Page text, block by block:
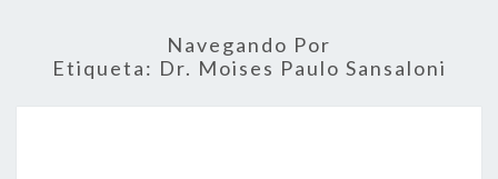
Navegando Por
Etiqueta: Dr. Moises Paulo Sansaloni